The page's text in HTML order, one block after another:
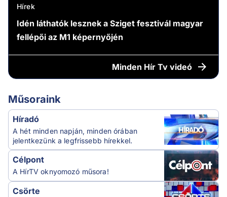
Hírek
Idén láthatók lesznek a Sziget fesztivál magyar
fellépői az M1 képernyőjén
Minden Hír Tv videó
Műsoraink
Híradó
A hét minden napján, minden órában
jelentkezünk a legfrissebb hírekkel.
Célpont
A HírTV oknyomozó műsora!
Csörte